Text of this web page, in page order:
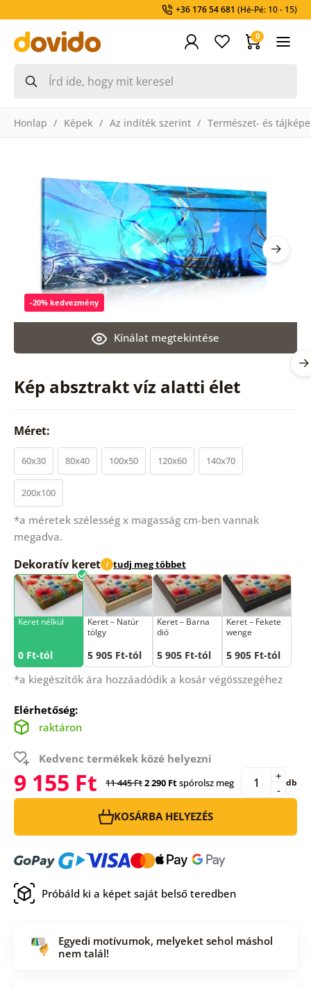
+36 176 54 681 (Hé-Pé: 10 - 15)
0
Honlap Képek Az indíték szerint Természet- és
Kép absztrakt víz alatti élet
Kínálat megtekintése
-20% kedvezmény
Méret:
60x30 80x40 100x50 120x60 140x70
200x100
*a méretek szélesség x magasság cm-ben vannak
megadva.
Dekoratív keret i tudj meg többet
Keret nélkül
0 Ft-tól
Keret – Natúr
tölgy
5 905 Ft-tól
Keret – Barna
dió
5 905 Ft-tól
Keret – Fekete
wenge
5 905 Ft-tól
*a kiegészítők ára hozzáadódik a kosár végösszegéhez
Elérhetőség:
raktáron
Kedvenc termékek közé helyezni
9 155 Ft 11 445 Ft2 290 Ftspórolsz meg -
+ db
KOSÁRBA HELYEZÉS
Próbáld ki a képet saját belső teredben
Egyedi motívumok, melyeket sehol máshol
nem talál!